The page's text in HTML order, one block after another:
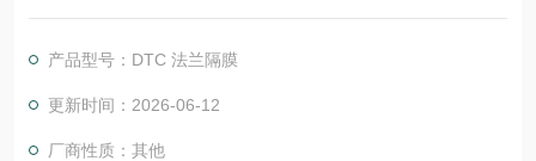
认证的生产基地生产的产品，经过严格的测试和批准程序的验
您提供帮助。我们还为您提供工具来*您的项目:
尾流频率计算器 （WFC）美国ASHCROFT雅斯科美国ashcroft
产品型号：DTC 法兰隔膜
更新时间：2026-06-12
厂商性质：其他